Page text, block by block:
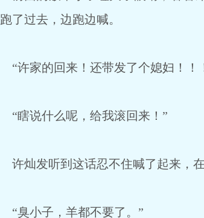
跑了过去，边跑边喊。
“许家的回来！还带发了个媳妇！！
“瞎说什么呢，给我滚回来！”
许灿发听到这话忍不住喊了起来，
“臭小子，羊都不要了。”